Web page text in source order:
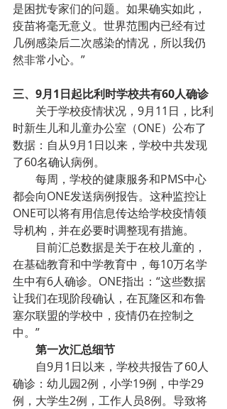
是困扰专家们的问题。如果确实如此，
疫苗将毫无意义。世界范围内已经有过
几例感染后二次感染的情况，所以我仍
然非常小心。”
三、9月1日起比利时学校共有60人确诊
关于学校疫情状况，9月11日，比利
时新生儿和儿童办公室（ONE）公布了
数据：自从9月1日以来，学校中共发现
了60名确认病例。
每周，学校的健康服务和PMS中心
都会向ONE发送病例报告。这种监控让
ONE可以将有用信息传达给学校疫情领
导机构，并在必要时调整现有措施。
目前汇总数据是关于在校儿童的，
在基础教育和中学教育中，每10万名学
生中有6人确诊。ONE指出：“这些数据
让我们在现阶段确认，在瓦隆区和布鲁
塞尔联盟的学校中，疫情仍在控制之
中。”
第一次汇总细节
自9月1日以来，学校共报告了60人
确诊：幼儿园2例，小学19例，中学29
例，大学生2例，工作人员8例。导致将